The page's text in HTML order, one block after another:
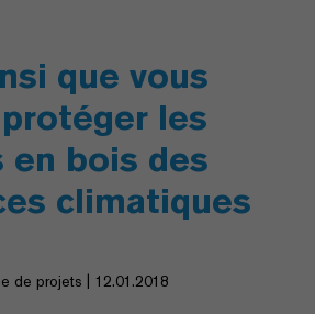
que vous
les
en bois des
climatiques
de projets | 12.01.2018